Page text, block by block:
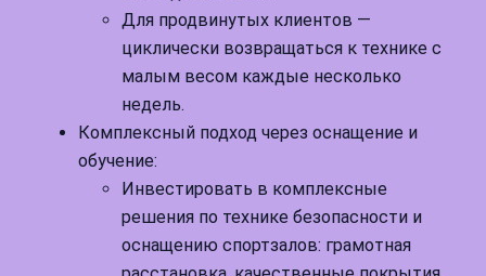
Для продвинутых клиентов —
циклически возвращаться к технике с
малым весом каждые несколько
недель.
Комплексный подход через оснащение и
обучение:
Инвестировать в комплексные
решения по технике безопасности и
оснащению спортзалов: грамотная